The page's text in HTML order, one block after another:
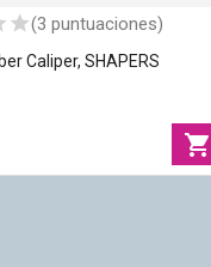
(3 puntuaciones)
Caliper, SHAPERS
shopping_cart